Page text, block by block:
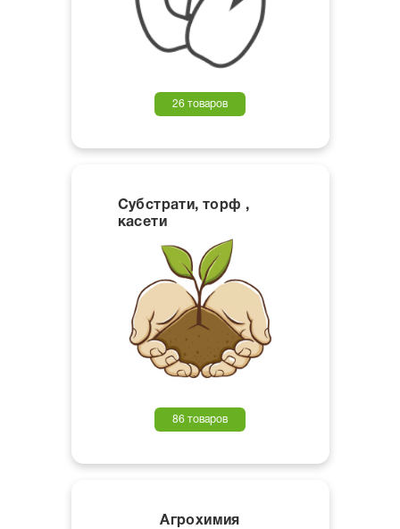
26 товаров
Субстрати, торф ,
касети
86 товаров
Агрохимия